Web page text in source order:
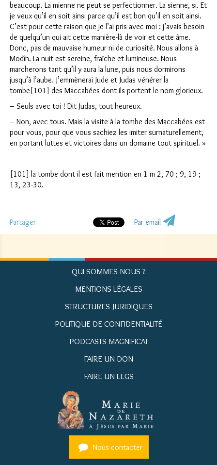
beaucoup. La mienne ne peut se perfectionner. La sienne, si. Et
je veux qu’il en soit ainsi parce qu’il est bon qu’il en soit ainsi.
C’est pour cette raison que je l’ai pris avec moi : j’avais besoin
de quelqu’un qui ait cette manière-là de voir et cette âme.
Donc, pas de mauvaise humeur ni de curiosité. Nous allons à
Modîn. La nuit est sereine, fraîche et lumineuse. Nous
marcherons tant qu’il y aura la lune, puis nous dormirons
jusqu’à l’aube. J’emmènerai Jude et Judas vénérer la
tombe[101] des Maccabées dont ils portent le nom glorieux.
– Seuls avec toi ! Dit Judas, tout heureux.
– Non, avec tous. Mais la visite à la tombe des Maccabées est
pour vous, pour que vous sachiez les imiter surnaturellement,
en portant luttes et victoires dans un domaine tout spirituel. »
[101] la tombe dont il est fait mention en 1 m 2, 70 ; 9, 19 ;
13, 23-30.
Partager Par email
QUI SOMMES-NOUS ?
MENTIONS LÉGALES
STRUCTURES JURIDIQUES
POLITIQUE DE CONFIDENTIALITÉ
PODCASTS MAGNIFICAT
FAIRE UN DON
FAIRE UN LEGS
Nous contacter